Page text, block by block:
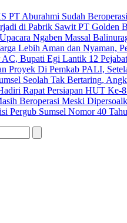
PT Aburahmi Sudah
di Pabrik Sawit PT Golden
Ngaben Massal
Lebih Aman dan Nyaman,
Bupati Egi Lantik 12
Proyek Di Pemkab PALI,
Seolah Tak Bertaring,
Rapat Persiapan HUT Ke-
Beroperasi Meski
Pergub Sumsel Nomor 40